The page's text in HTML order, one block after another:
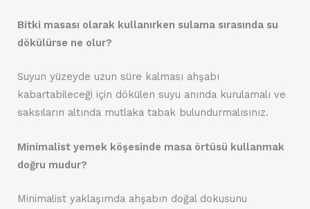
Bitki masası olarak kullanırken sulama sırasında su
dökülürse ne olur?
Suyun yüzeyde uzun süre kalması ahşabı
kabartabileceği için dökülen suyu anında kurulamalı ve
saksıların altında mutlaka tabak bulundurmalısınız.
Minimalist yemek köşesinde masa örtüsü kullanmak
doğru mudur?
Minimalist yaklaşımda ahşabın doğal dokusunu